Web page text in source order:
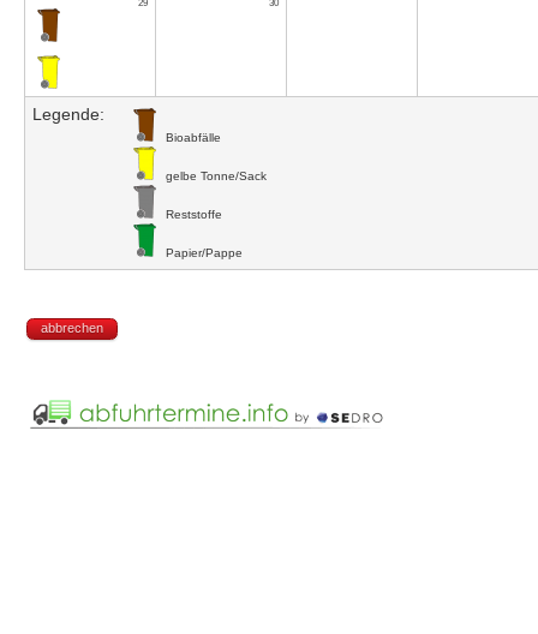
29 30
Legende:
Bioabfälle
gelbe Tonne/Sack
Reststoffe
Papier/Pappe
abbrechen